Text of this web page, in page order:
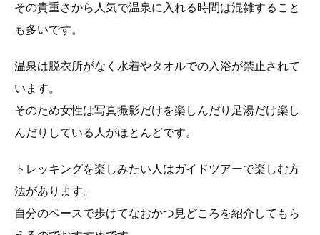
その貴重さから人気で温泉に入れる時間は混雑すること
も多いです。
温泉は脱衣所がなく水着やタオルでの入浴が禁止されて
います。
そのため女性は写真撮影だけを楽しんだり足湯だけ楽し
んだりしている人がほとんどです。
トレッキングを楽しみたい人はガイドツアーで楽しむ方
法があります。
自分のペースで歩けてなおかつ見どころを紹介してもら